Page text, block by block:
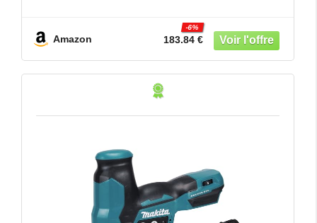
Amazon 183.84 €
-6%